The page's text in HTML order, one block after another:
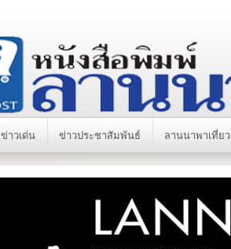
ข่าวเด่น ข่าวประชาสัมพันธ์ ลานนาพาเที่ยว